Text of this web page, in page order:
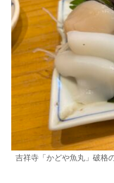
吉祥寺「かどや魚丸」破格